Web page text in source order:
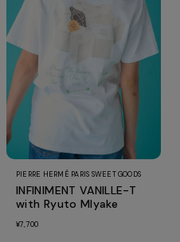
PIERRE HERMÉ PARIS SWEET GOODS
INFINIMENT VANILLE-T
with Ryuto MIyake
¥7,700